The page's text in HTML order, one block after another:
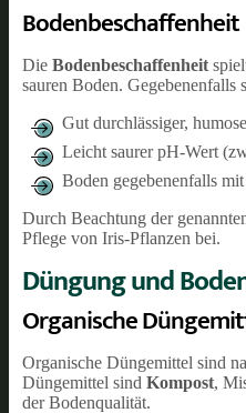
Bodenbeschaffenheit
Die Bodenbeschaffenheit
sauren Boden.
Gut durchlässiger,
Leicht saurer pH-Wert
Boden gegebenenfalls
Durch Beachtung der
Pflege von Iris-Pflanzen bei.
Düngung und
Organische
Organische Düngemittel sind
Düngemittel sind Kompost,
der Bodenqualität.